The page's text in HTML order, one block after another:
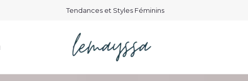
Tendances et Styles Féminins